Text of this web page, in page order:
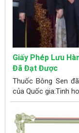
Giấy Phép Lưu
Đã Đạt Được
Thuốc Bông Sen
của Quốc gia:Tinh